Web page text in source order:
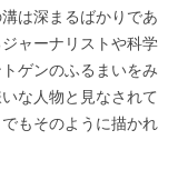
は深まるばかりであ
ャーナリストや科学
ゲンのふるまいをみ
な人物と見なされて
もそのように描かれ